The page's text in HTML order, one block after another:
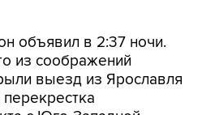
объявил в 2:37 ночи.
из соображений
выезд из Ярославля